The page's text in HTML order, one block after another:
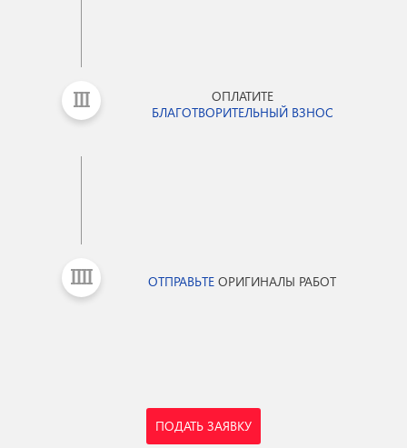
ОПЛАТИТЕ
БЛАГОТВОРИТЕЛЬНЫЙ ВЗНОС
ОТПРАВЬТЕ ОРИГИНАЛЫ РАБОТ
ПОДАТЬ ЗАЯВКУ